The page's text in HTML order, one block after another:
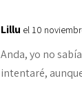
Lillu el 10
Anda, yo no
intentaré,